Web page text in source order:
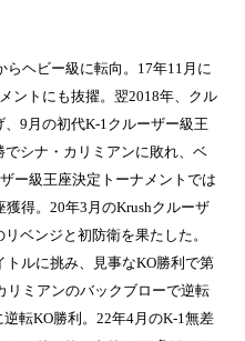
らヘビー級に転向。17年11月に
ントにも抜擢。翌2018年、クル
9月の初代K-1クルーザー級王
シナ・カリミアンに敗れ、ベ
ー級王座決定トーナメントでは
得。20年3月のKrushクルーザ
ベンジと初防衛を果たした。
ルに挑み、見事なKO勝利で第
リミアンのバックブローで逆転
転KO勝利。22年4月のK-1無差